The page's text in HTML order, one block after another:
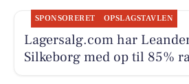
SPONSORERET OPSLAGSTAVLEN
Lagersalg.com har
Silkeborg med op til 85%